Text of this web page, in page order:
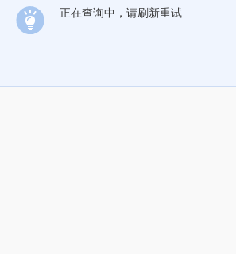
正在查询中，请刷新重试